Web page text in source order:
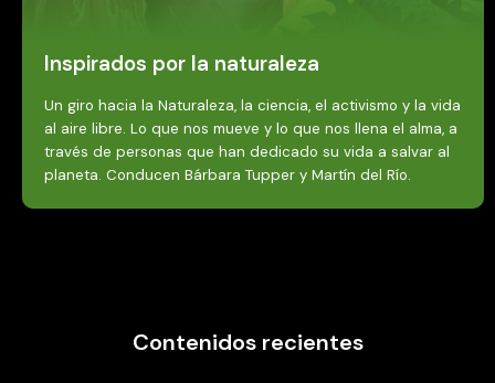
Inspirados por la naturaleza
Un giro hacia la Naturaleza, la ciencia, el activismo y la vida
al aire libre. Lo que nos mueve y lo que nos llena el alma, a
través de personas que han dedicado su vida a salvar al
planeta. Conducen Bárbara Tupper y Martín del Río.
Contenidos recientes